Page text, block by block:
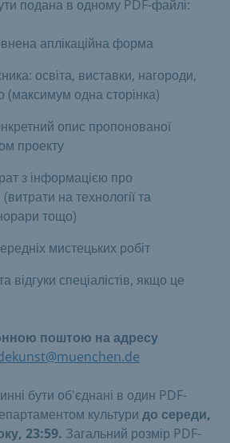
подана в одному PDF-файлі:
аплікаційна форма
освіта, виставки, нагороди,
(максимум одна сторінка)
опис пропонованої
проекту
з інформацією про
на технології та
тощо)
мистецьких робіт
відгуки спеціалістів, якщо це
поштою на адресу
бути об'єднані в один PDF-
культури до середи,
23:59. Загальний розмір PDF-